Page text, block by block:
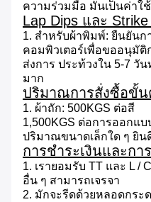
ความร่วมมือ มันเป็นค่าใ
Lap Dips และ
1. สำหรับผ้าพิมพ์: ยืนยันก
คอมพิวเตอร์เพื่อขออนุมัติ
ส่งการ ประท้วงใน 5-7 วั
มาก
ปริมาณการสั่งซื้อขั้
1. ผ้าถัก: 500KGS ต่อสี
1,500KGS ต่อการออกแบ
ปริมาณขนาดเล็กใด ๆ ยิน
การชำระเงินและกา
1. เรายอมรับ TT และ L /
อื่น ๆ สามารถเจรจา
2. มักจะรีดด้วยหลอดกระ